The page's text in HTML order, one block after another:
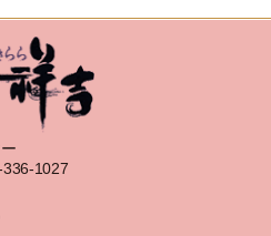
336-1027